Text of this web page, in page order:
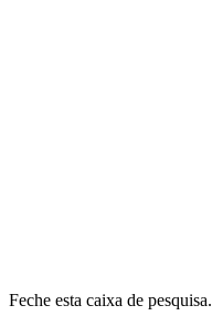
Feche esta caixa de pesquisa.